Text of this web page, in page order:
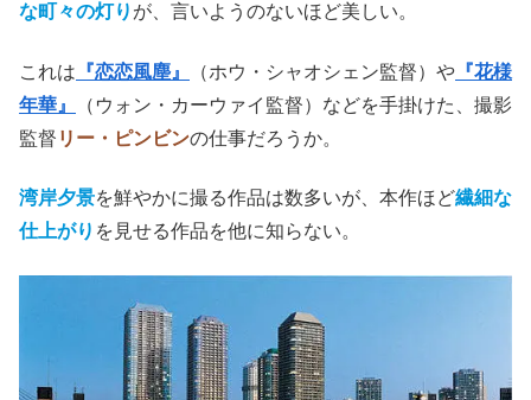
な町々の灯り が、言いようのないほど美しい。
これは 『恋恋風塵』 （ホウ・シャオシェン監督）や 『花様
年華』
（ウォン・カーウァイ監督）などを手掛けた、撮影
監督 リー・ピンビンの仕事だろうか。
湾岸夕景を鮮やかに撮る作品は数多いが、本作ほど繊細な
仕上がり を見せる作品を他に知らない。